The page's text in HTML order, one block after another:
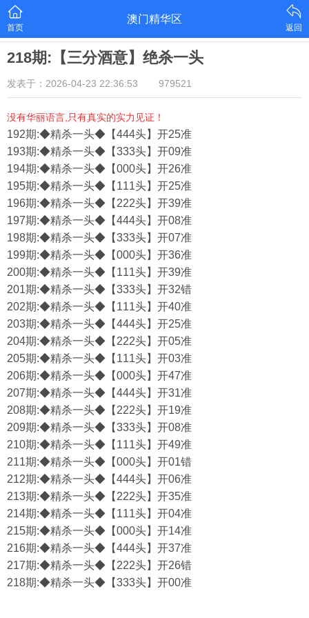
首页
澳门精华区
返回
218期:【三分酒意】绝杀一头
发表于：2026-04-23 22:36:53 979521
没有华丽语言,只有真实的实力见证！
192期:◆精杀一头◆【444头】开25准
193期:◆精杀一头◆【333头】开09准
194期:◆精杀一头◆【000头】开26准
195期:◆精杀一头◆【111头】开25准
196期:◆精杀一头◆【222头】开39准
197期:◆精杀一头◆【444头】开08准
198期:◆精杀一头◆【333头】开07准
199期:◆精杀一头◆【000头】开36准
200期:◆精杀一头◆【111头】开39准
201期:◆精杀一头◆【333头】开32错
202期:◆精杀一头◆【111头】开40准
203期:◆精杀一头◆【444头】开25准
204期:◆精杀一头◆【222头】开05准
205期:◆精杀一头◆【111头】开03准
206期:◆精杀一头◆【000头】开47准
207期:◆精杀一头◆【444头】开31准
208期:◆精杀一头◆【222头】开19准
209期:◆精杀一头◆【333头】开08准
210期:◆精杀一头◆【111头】开49准
211期:◆精杀一头◆【000头】开01错
212期:◆精杀一头◆【444头】开06准
213期:◆精杀一头◆【222头】开35准
214期:◆精杀一头◆【111头】开04准
215期:◆精杀一头◆【000头】开14准
216期:◆精杀一头◆【444头】开37准
217期:◆精杀一头◆【222头】开26错
218期:◆精杀一头◆【333头】开00准